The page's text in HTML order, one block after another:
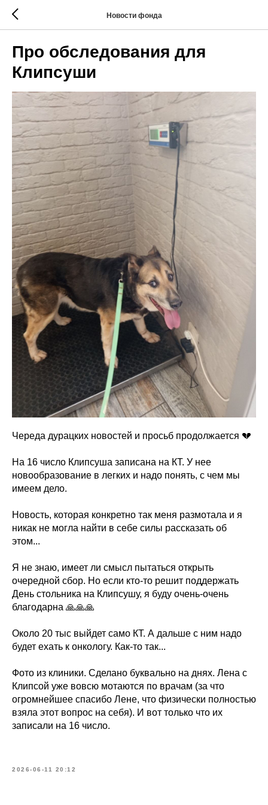
Новости фонда
Про обследования для
Клипсуши
Череда дурацких новостей и просьб продолжается 💔
На 16 число Клипсуша записана на КТ. У нее
новообразование в легких и надо понять, с чем мы
имеем дело.
Новость, которая конкретно так меня размотала и я
никак не могла найти в себе силы рассказать об
этом...
Я не знаю, имеет ли смысл пытаться открыть
очередной сбор. Но если кто-то решит поддержать
День стольника на Клипсушу, я буду очень-очень
благодарна 🙏🙏🙏
Около 20 тыс выйдет само КТ. А дальше с ним надо
будет ехать к онкологу. Как-то так...
Фото из клиники. Сделано буквально на днях. Лена с
Клипсой уже вовсю мотаются по врачам (за что
огромнейшее спасибо Лене, что физически полностью
взяла этот вопрос на себя). И вот только что их
записали на 16 число.
2026-06-11 20:12